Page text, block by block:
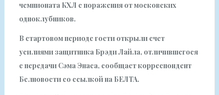
чемпионата КХЛ с поражения от московских
одноклубников.
В стартовом периоде гости открыли счет
усилиями защитника Брэди Лайла, отличившегося
с передачи Сэма Энаса, сообщает корреспондент
Белновости со ссылкой на БЕЛТА.